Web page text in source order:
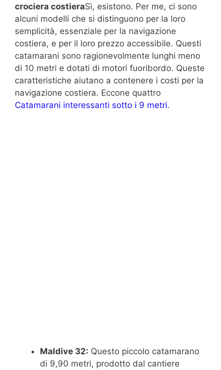
crociera costieraSì, esistono. Per me, ci sono
alcuni modelli che si distinguono per la loro
semplicità, essenziale per la navigazione
costiera, e per il loro prezzo accessibile. Questi
catamarani sono ragionevolmente lunghi meno
di 10 metri e dotati di motori fuoribordo. Queste
caratteristiche aiutano a contenere i costi per la
navigazione costiera. Eccone quattro
Catamarani interessanti sotto i 9 metri.
Maldive 32: Questo piccolo catamarano
di 9,90 metri, prodotto dal cantiere